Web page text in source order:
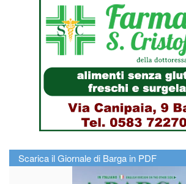
Scarica il Giornale di Barga in PDF